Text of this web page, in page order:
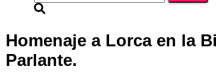
Homenaje a Lorca en la
Parlante.